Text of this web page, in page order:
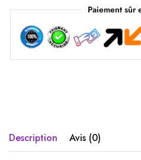
Paiement sûr
Description Avis (0)